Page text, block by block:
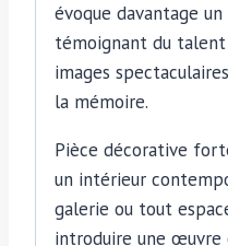
évoque davantage
témoignant du talent
images
la mémoire.
Pièce décorative
un intérieur
galerie ou tout
introduire une œuvre